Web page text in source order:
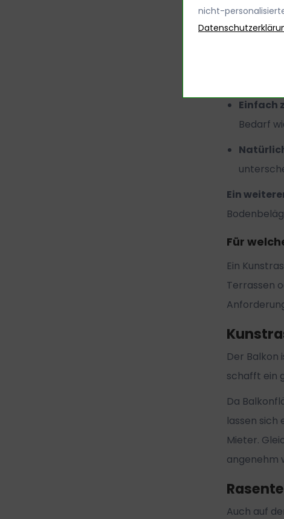
nicht-
oder
Sicher
Einfach
Bedarf
Ein
Für
Ein
Terrassen
Der Balkon
schafft ein
Da
lassen
Mieter.
angenehm
Auch auf